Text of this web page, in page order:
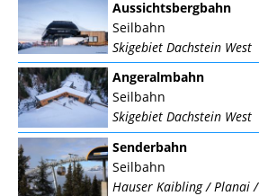
Aussichtsbergbahn
Seilbahn
Skigebiet Dachstein West
Angeralmbahn
Seilbahn
Skigebiet Dachstein West
Senderbahn
Seilbahn
Hauser Kaibling / Planai /